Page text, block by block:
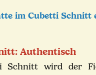
im Cubetti Schnitt
Authentisch
Schnitt wird der